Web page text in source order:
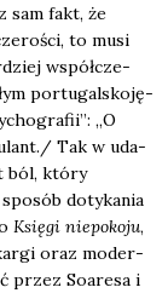
sam fakt, że
to musi
współ­cze­
por­tu­gal­sko­ję­
„O
Tak w uda­
ból, któ­ry
doty­ka­nia
Księ­gi nie­po­ko­ju,
oraz moder­
przez Soare­sa i